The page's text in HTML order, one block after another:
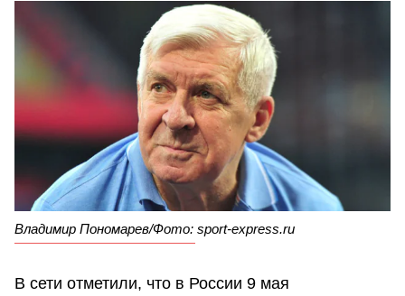
Владимир Пономарев/Фото: sport-express.ru
В сети отметили, что в России 9 мая